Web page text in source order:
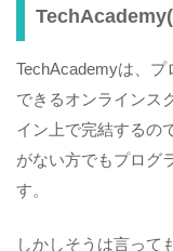
TechAcademyは、
できるオンラインス
イン上で完結するの
がない方でもプログ
す。
しかしそうは言って